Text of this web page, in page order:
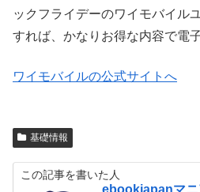
ックフライデーのワイモバイル
すれば、かなりお得な内容で電
ワイモバイルの公式サイトへ
基礎情報
この記事を書いた人